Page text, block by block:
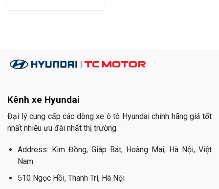
Kênh xe Hyundai
Đại lý cung cấp các dòng xe ô tô Hyundai chính hãng giá tốt
nhất nhiều ưu đãi nhất thị trường.
Address: Kim Đồng, Giáp Bát, Hoàng Mai, Hà Nội, Việt
Nam
510 Ngọc Hồi, Thanh Trì, Hà Nội